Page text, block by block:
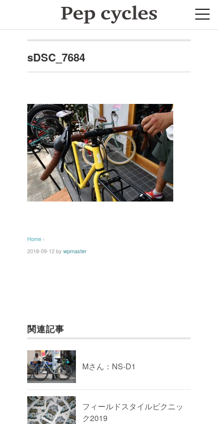
sDSC_7684
Home ›
2018-09-12by wpmaster
関連記事
Mさん：NS-D1
フィールドスタイルピクニッ
ク2019